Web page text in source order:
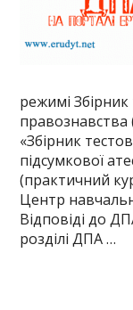
режимі
правознавства
«Збірник
підсумкової
(практичний
Центр
Відповіді до
розділі ДПА …